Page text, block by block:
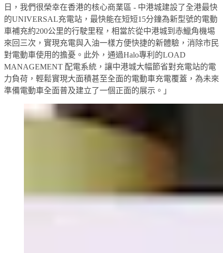
日，我們很榮幸在香港的核心商業區 - 中港城建設了全港最快
的UNIVERSAL充電站，最快能在短短15分鐘為新型號的電動
車補充約200公里的行駛里程，相當於從中港城到赤鱲角機埸
來回三次，實現充電與入油一樣方便快捷的新體驗，消除市民
對電動車使用的擔憂。此外，通過Halo專利的LOAD
MANAGEMENT 配電系統，讓中港城大幅節省對充電站的電
力負荷，輕鬆實現大面積甚至全面的電動車充電覆蓋，為未來
準備電動車全面普及建立了一個正面的展示。」